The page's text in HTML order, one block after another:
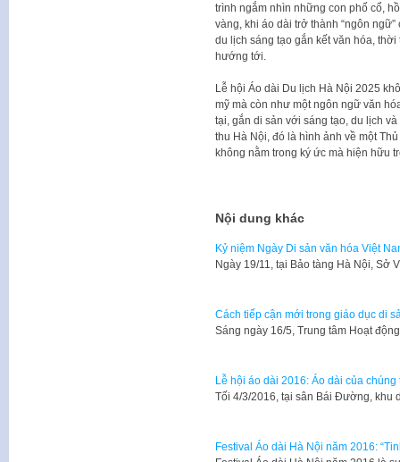
trình ngắm nhìn những con phố cổ,
vàng, khi áo dài trở thành “ngôn
du lịch sáng tạo gắn kết văn hóa,
hướng tới.
Lễ hội Áo dài Du lịch Hà Nội 2025
mỹ mà còn như một ngôn ngữ văn
tại, gắn di sản với sáng tạo, du lịch
thu Hà Nội, đó là hình ảnh về một
không nằm trong ký ức mà hiện hữu
Nội dung khác
Kỷ niệm Ngày Di sản văn hóa Việt
​Ngày 19/11, tại Bảo tàng Hà Nội, Sở
Cách tiếp cận mới trong giáo dục di
Sáng ngày 16/5, Trung tâm Hoạt
Lễ hội áo dài 2016: Áo dài của chúng
Tối 4/3/2016, tại sân Bái Đường, khu
Festival Áo dài Hà Nội năm 2016: